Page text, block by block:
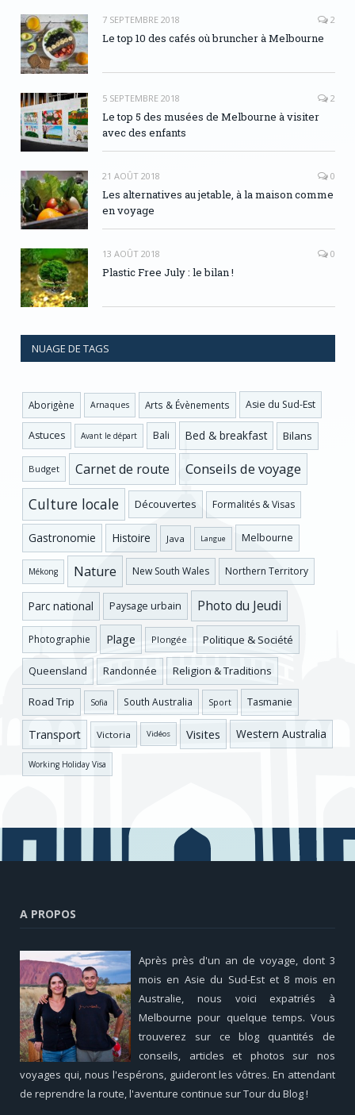
7 SEPTEMBRE 2018 2
Le top 10 des cafés où bruncher à Melbourne
5 SEPTEMBRE 2018 2
Le top 5 des musées de Melbourne à visiter
avec des enfants
21 AOÛT 2018 0
Les alternatives au jetable, à la maison comme
en voyage
13 AOÛT 2018 0
Plastic Free July : le bilan !
NUAGE DE TAGS
Aborigène Arnaques Arts & Évènements Asie du Sud-Est
Astuces Avant le départ Bali Bed & breakfast Bilans
Budget Carnet de route Conseils de voyage
Culture locale Découvertes Formalités & Visas
Gastronomie Histoire Java Langue Melbourne
Mékong Nature New South Wales Northern Territory
Parc national Paysage urbain Photo du Jeudi
Photographie Plage Plongée Politique & Société
Queensland Randonnée Religion & Traditions
Road Trip Sofia South Australia Sport Tasmanie
Transport Victoria Vidéos Visites Western Australia
Working Holiday Visa
A PROPOS
Après près d'un an de voyage, dont 3
mois en Asie du Sud-Est et 8 mois en
Australie, nous voici expatriés à
Melbourne pour quelque temps. Vous
trouverez sur ce blog quantités de
conseils, articles et photos sur nos
voyages qui, nous l'espérons, guideront les vôtres. En attendant
de reprendre la route, l'aventure continue sur Tour du Blog !